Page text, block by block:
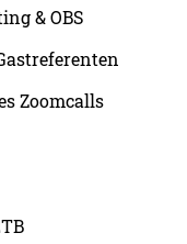
& OBS
Zoomcalls